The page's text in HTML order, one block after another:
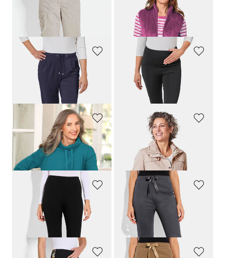
Corsaire technique
109,00 CHF
189,00 CHF
Gilet teddy en polaire
55,00 CHF
139,00 CHF
GOLDNER
119,00 CHF
GOLDNER
Legging affinant
41,70 CHF 139,00 CHF
COMODO
Sweat à col ample
119,00 CHF
Veste structurée féminine
159,00 CHF329,00 CHF
PLANTIER
62,10 CHF69,00 CHF
PLANTIER
Pantalon en jersey aspect maille
89,10 CHF
99,00 CHF